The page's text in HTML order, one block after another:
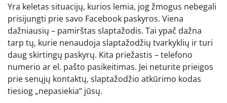
Yra keletas situacijų, kurios lemia, jog žmogus nebegali
prisijungti prie savo Facebook paskyros. Viena
dažniausių – pamirštas slaptažodis. Tai ypač dažna
tarp tų, kurie nenaudoja slaptažodžių tvarkyklių ir turi
daug skirtingų paskyrų. Kita priežastis – telefono
numerio ar el. pašto pasikeitimas. Jei neturite prieigos
prie senųjų kontaktų, slaptažodžio atkūrimo kodas
tiesiog „nepasiekia“ jūsų.